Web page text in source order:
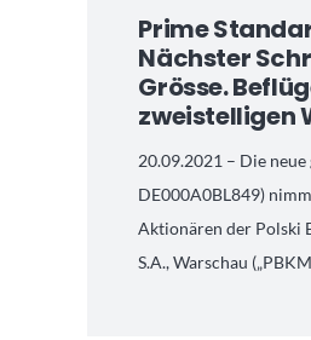
Prime
Nächster
Grösse.
zweistelligen
20.09.2021 – Die
DE000A0BL849)
Aktionären der Polski
S.A., Warschau